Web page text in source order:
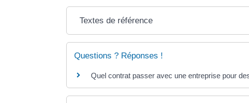
Textes de référence
Questions ? Réponses !
Quel contrat passer avec une entreprise pour